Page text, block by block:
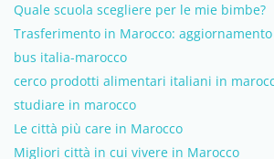
Quale scuola scegliere per le mie bimbe?
Trasferimento in Marocco:
bus italia-marocco
cerco prodotti alimentari italiani in
studiare in marocco
Le città più care in Marocco
Migliori città in cui vivere in Marocco